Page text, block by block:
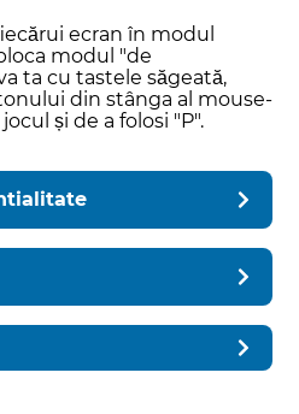
ecran în modul
modul "de
ta cu tastele săgeată,
din stânga al mouse-
și de a folosi "P".